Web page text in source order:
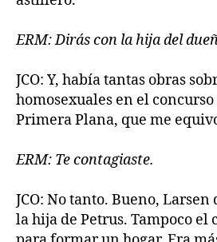
ERM: Dirás con la hija del
JCO: Y, había tantas obras
homosexuales en el
Primera Plana, que me
ERM: Te contagiaste.
JCO: No tanto. Bueno,
la hija de Petrus. Tampoco el